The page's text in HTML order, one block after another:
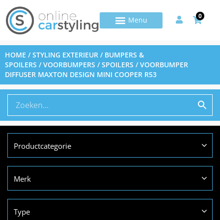
0
HOME /STYLING EXTERIEUR / BUMPERS &
SPOILERS /VOORBUMPERS / SPOILERS / VOORBUMPER
DIFFUSER MAXTON DESIGN MINI COOPER R53
Productcategorie
Merk
Type